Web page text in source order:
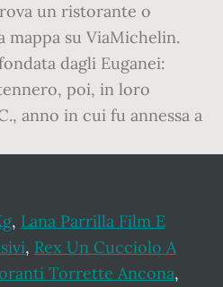
un ristorante o
mappa su ViaMichelin.
dagli Euganei:
poi, in loro
anno in cui fu annessa a
, Lana Parrilla Film E
, Rex Un Cucciolo A
Torrette Ancona,